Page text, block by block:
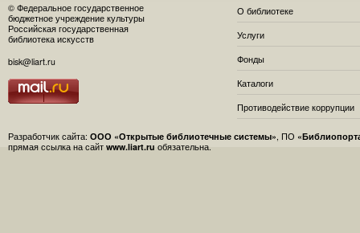
© Федеральное государственное
бюджетное учреждение культуры
Российская государственная
библиотека искусств
bisk@liart.ru
О библиотеке
Услуги
Фонды
Каталоги
Противодействие коррупции
Разработчик сайта: ООО «Открытые библиотечные системы» , ПО
прямая ссылка на сайт www.liart.ru обязательна.